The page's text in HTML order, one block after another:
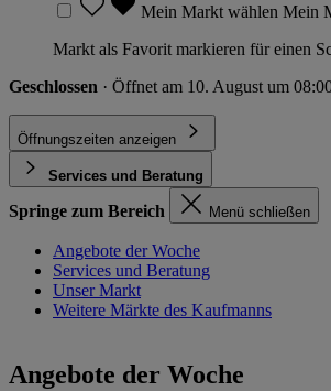
Mein Markt wählen Mein
Markt als Favorit markieren für einen
Geschlossen · Öffnet am 10. August um
Öffnungszeiten anzeigen
Services und Beratung
Springe zum Bereich Menü schließen
Angebote der Woche
Services und Beratung
Unser Markt
Weitere Märkte des Kaufmanns
Angebote der Woche